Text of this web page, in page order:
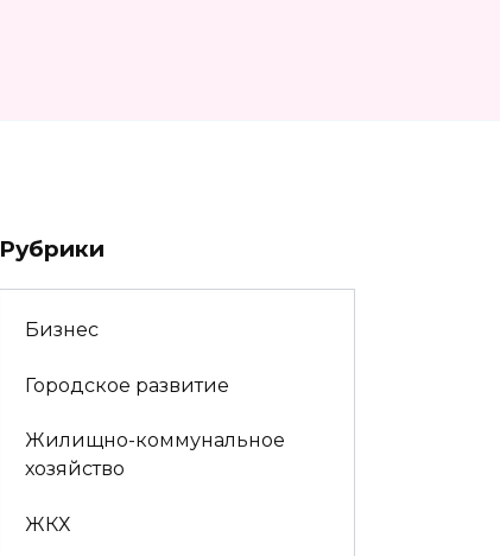
Рубрики
Бизнес
Городское развитие
Жилищно-коммунальное
хозяйство
ЖКХ